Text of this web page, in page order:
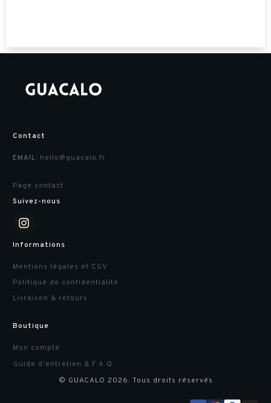
Contact
EMAIL: hello@guacalo.fr
Page contact
Suivez-nous
Informations
Mentions légales et CGV
Politique de confidentialité
Livraison & retours
Boutique
Mon compte
Guide d'entretien & F.A.Q
© GUACALO 2026. Tous droits réservés